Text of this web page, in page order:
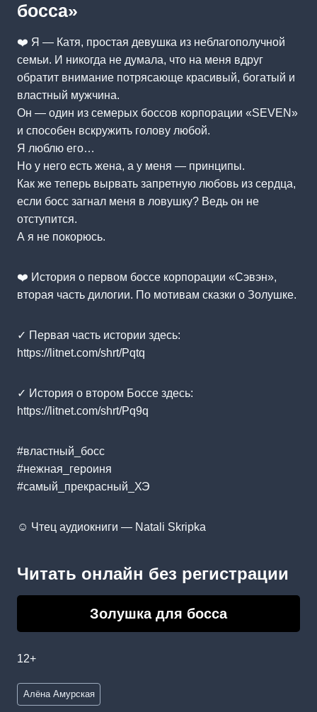
босса»
❤️ Я — Катя, простая девушка из неблагополучной
семьи. И никогда не думала, что на меня вдруг
обратит внимание потрясающе красивый, богатый и
властный мужчина.
Он — один из семерых боссов корпорации «SEVEN»
и способен вскружить голову любой.
Я люблю его…
Но у него есть жена, а у меня — принципы.
Как же теперь вырвать запретную любовь из сердца,
если босс загнал меня в ловушку? Ведь он не
отступится.
А я не покорюсь.
❤️ История о первом боссе корпорации «Сэвэн»,
вторая часть дилогии. По мотивам сказки о Золушке.
✓ Первая часть истории здесь:
https://litnet.com/shrt/Pqtq
✓ История о втором Боссе здесь:
https://litnet.com/shrt/Pq9q
#властный_босс
#нежная_героиня
#самый_прекрасный_ХЭ
☺ Чтец аудиокниги — Natali Skripka
Читать онлайн без регистрации
Золушка для босса
12+
Метки
записи:
Алёна Амурская